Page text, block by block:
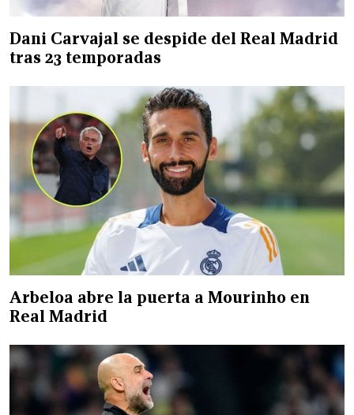
Dani Carvajal se despide del Real Madrid
tras 23 temporadas
Arbeloa abre la puerta a Mourinho en
Real Madrid